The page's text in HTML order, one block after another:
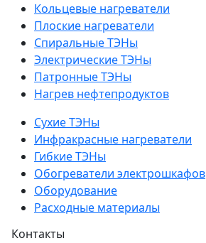
Кольцевые нагреватели
Плоские нагреватели
Спиральные ТЭНы
Электрические ТЭНы
Патронные ТЭНы
Нагрев нефтепродуктов
Сухие ТЭНы
Инфракрасные нагреватели
Гибкие ТЭНы
Обогреватели электрошкафов
Оборудование
Расходные материалы
Контакты